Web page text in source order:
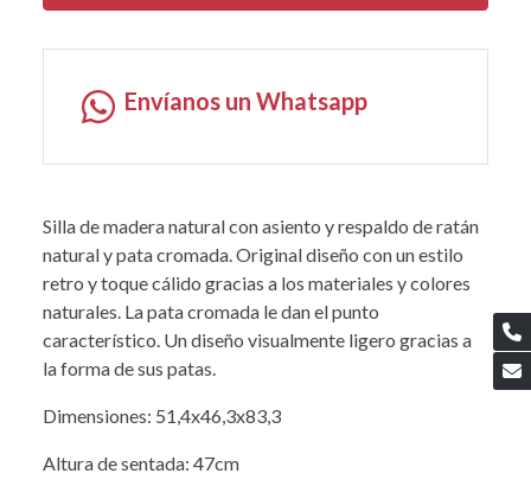
Envíanos un Whatsapp
Silla de madera natural con asiento y respaldo de ratán
natural y pata cromada. Original diseño con un estilo
retro y toque cálido gracias a los materiales y colores
naturales. La pata cromada le dan el punto
característico. Un diseño visualmente ligero gracias a
la forma de sus patas.
Dimensiones: 51,4x46,3x83,3
Altura de sentada: 47cm